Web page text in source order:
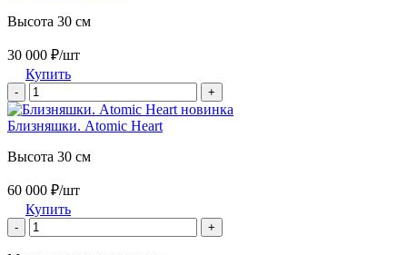
Высота 30 см
30 000 ₽/шт
Купить
- +
новинка
Близняшки. Atomic Heart
Высота 30 см
60 000 ₽/шт
Купить
- +